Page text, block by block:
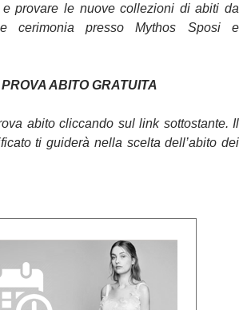
provare le nuove collezioni di abiti da
cerimonia presso Mythos Sposi e
ABITO GRATUITA
abito cliccando sul link sottostante. Il
ti guiderà nella scelta dell’abito dei